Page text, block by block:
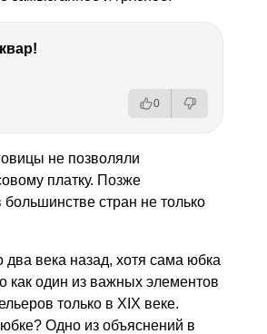
0
не позволяли
платку. Позже
стран не только
два века назад, хотя сама юбка
как один из важных элементов
только в XIX веке.
Одно из объяснений в